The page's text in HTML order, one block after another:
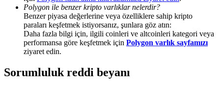
Polygon ile benzer kripto varlıklar nelerdir?
Benzer piyasa değerlerine veya özelliklere sahip kripto
paraları keşfetmek istiyorsanız, şunlara göz atın:
Daha fazla bilgi için, ilgili coinleri ve altcoinleri kategori veya
performansa göre keşfetmek için Polygon varlık sayfamızı
ziyaret edin.
Sorumluluk reddi beyanı